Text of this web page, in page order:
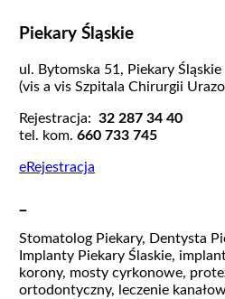
Piekary Śląskie
ul. Bytomska 51, Piekary Śląskie
(vis a vis Szpitala Chirurgii
Rejestracja: 32 287 34 40
tel. kom. 660 733 745
eRejestracja
Stomatolog Piekary, Dentysta
Implanty Piekary Ślaskie,
korony, mosty cyrkonowe,
ortodontyczny, leczenie